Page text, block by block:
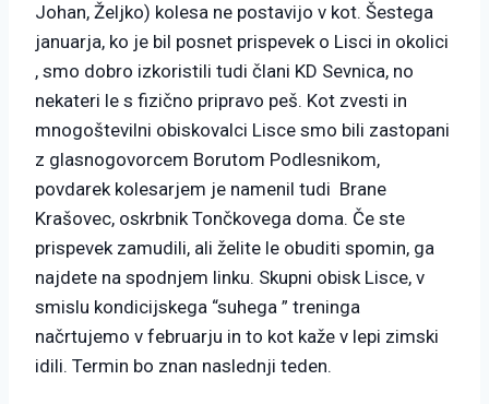
Johan, Željko) kolesa ne postavijo v kot. Šestega
januarja, ko je bil posnet prispevek o Lisci in okolici
, smo dobro izkoristili tudi člani KD Sevnica, no
nekateri le s fizično pripravo peš. Kot zvesti in
mnogoštevilni obiskovalci Lisce smo bili zastopani
z glasnogovorcem Borutom Podlesnikom,
povdarek kolesarjem je namenil tudi Brane
Krašovec, oskrbnik Tončkovega doma. Če ste
prispevek zamudili, ali želite le obuditi spomin, ga
najdete na spodnjem linku. Skupni obisk Lisce, v
smislu kondicijskega “suhega ” treninga
načrtujemo v februarju in to kot kaže v lepi zimski
idili. Termin bo znan naslednji teden.